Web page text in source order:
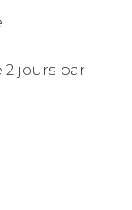
2 jours par